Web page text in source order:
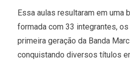
Essa aulas resultaram em uma
formada com 33 integrantes,
primeira geração da Banda
conquistando diversos títulos